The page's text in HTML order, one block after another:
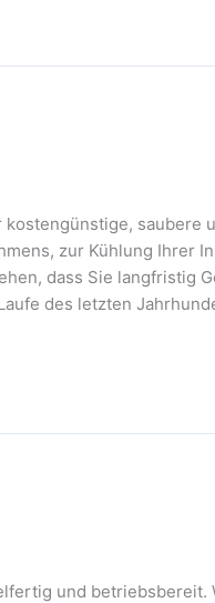
saubere
zur Kühlung Ihrer
dass Sie langfristig
des letzten
und betriebsbereit.